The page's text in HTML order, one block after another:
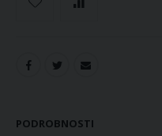
PODROBNOSTI